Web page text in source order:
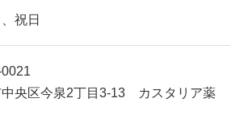
祝日
中央区今泉2丁目3-13 カスタリア薬